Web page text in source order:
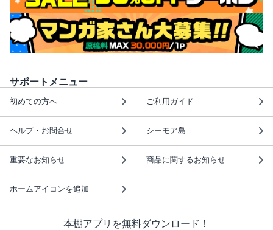
サポートメニュー
初めての方へ ご利用ガイド
ヘルプ・お問合せ シーモア島
重要なお知らせ 商品に関するお知らせ
ホームアイコンを追加
本棚アプリを無料ダウンロード！